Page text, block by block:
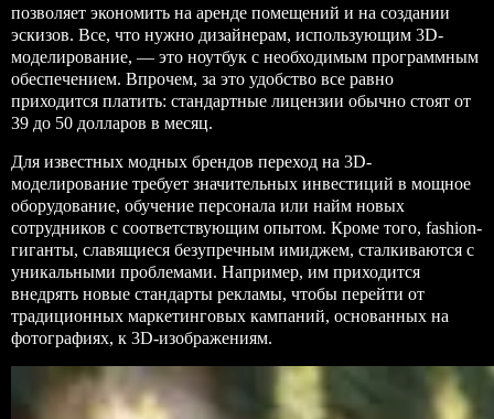
позволяет экономить на аренде помещений и на создании
эскизов. Все, что нужно дизайнерам, использующим 3D-
моделирование, — это ноутбук с необходимым программным
обеспечением. Впрочем, за это удобство все равно
приходится платить: стандартные лицензии обычно стоят от
39 до 50 долларов в месяц.
Для известных модных брендов переход на 3D-
моделирование требует значительных инвестиций в мощное
оборудование, обучение персонала или найм новых
сотрудников с соответствующим опытом. Кроме того, fashion-
гиганты, славящиеся безупречным имиджем, сталкиваются с
уникальными проблемами. Например, им приходится
внедрять новые стандарты рекламы, чтобы перейти от
традиционных маркетинговых кампаний, основанных на
фотографиях, к 3D-изображениям.